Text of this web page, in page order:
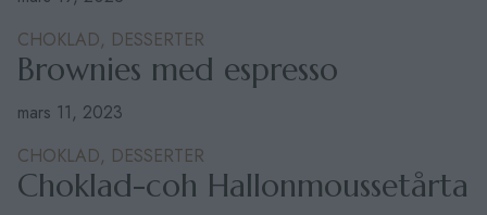
CHOKLAD, DESSERTER
Brownies med espresso
mars 11, 2023
CHOKLAD, DESSERTER
Choklad-coh Hallonmoussetårta